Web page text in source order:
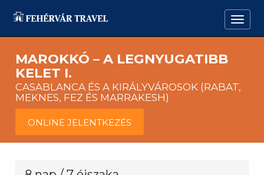
MAROKKÓ – A LEGNYUGATIBB
KELET I.
CASABLANCA ÉS A KIRÁLYVÁROSOK (RABAT,
MEKNES, FEZ ÉS MARRAKESH)
ONLINE JELENTKEZÉS